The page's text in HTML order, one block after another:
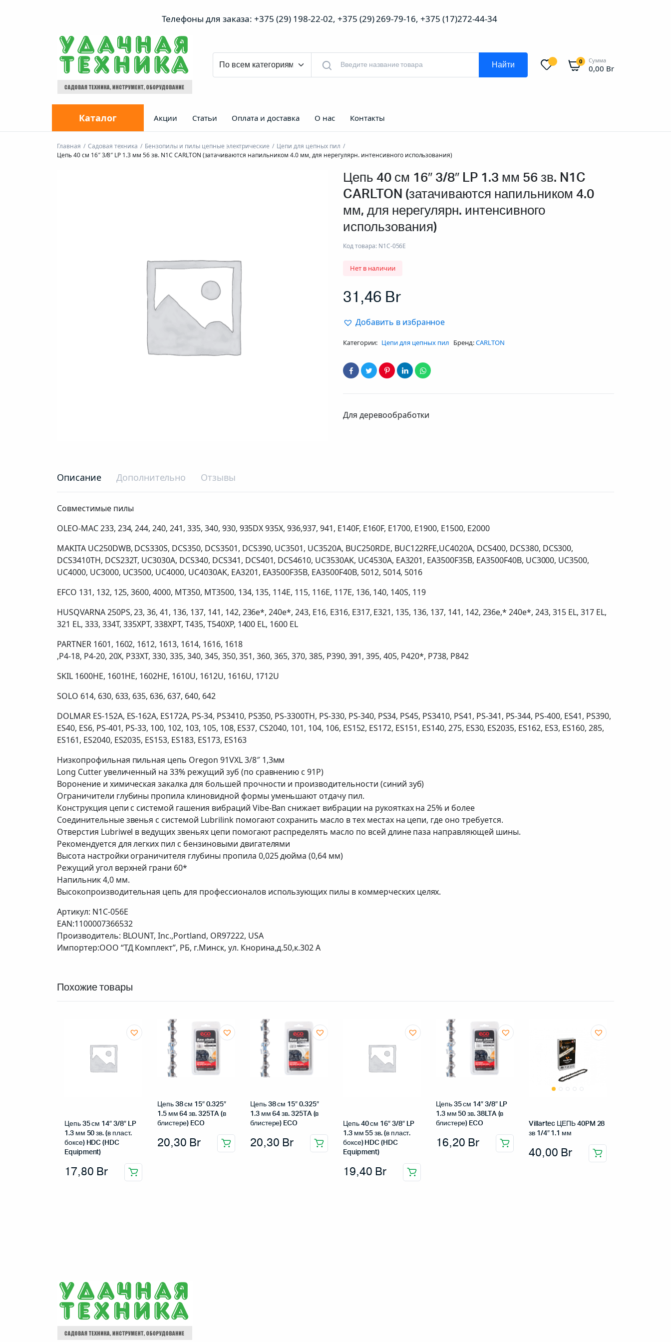
Телефоны для заказа: +375 (29) 198-22-02, +375 (29) 269-79-16, +375 (17)272-44-34
Найти 0 Сумма
0,00 Br
Каталог Акции Статьи Оплата и доставка О нас Контакты
Главная Садовая техника Бензопилы и пилы цепные электрические
Цепи для цепных пил
Цепь 40 см 16″ 3/8″ LP 1.3 мм 56 зв. N1C CARLTON (затачиваются напильником 4.0 мм, для нерегулярн. интенсивного использования)
Цепь 40 см 16″ 3/8″ LP 1.3 мм 56 зв. N1C
CARLTON (затачиваются напильником 4.0
мм, для нерегулярн. интенсивного
использования)
Код товара: N1C-056E
Нет в наличии
31,46 Br
Добавить в избранное
Категории: Цепи для цепных пил Бренд:CARLTON
Для деревообработки
Описание Дополнительно Отзывы
Совместимые пилы
OLEO-MAC 233, 234, 244, 240, 241, 335, 340, 930, 935DX 935X, 936,937, 941, E140F, E160F, E1700, E1900, E1500, E2000
MAKITA UC250DWB, DCS330S, DCS350, DCS3501, DCS390, UC3501, UC3520A, BUC250RDE, BUC122RFE,UC4020A, DCS400, DCS380, DCS300,
DCS3410TH, DCS232T, UC3030A, DCS340, DCS341, DCS401, DCS4610, UC3530AK, UC4530A, EA3201, EA3500F35B, EA3500F40B, UC3000, UC3500,
UC4000, UC3000, UC3500, UC4000, UC4030AK, EA3201, EA3500F35B, EA3500F40B, 5012, 5014, 5016
EFCO 131, 132, 125, 3600, 4000, MT350, MT3500, 134, 135, 114E, 115, 116E, 117E, 136, 140, 140S, 119
HUSQVARNA 250PS, 23, 36, 41, 136, 137, 141, 142, 236e*, 240e*, 243, E16, E316, E317, E321, 135, 136, 137, 141, 142, 236e,* 240e*, 243, 315 EL, 317 EL,
321 EL, 333, 334T, 335XPT, 338XPT, T435, T540XP, 1400 EL, 1600 EL
PARTNER 1601, 1602, 1612, 1613, 1614, 1616, 1618
,P4-18, P4-20, 20X, P33XT, 330, 335, 340, 345, 350, 351, 360, 365, 370, 385, P390, 391, 395, 405, P420*, P738, P842
SKIL 1600HE, 1601HE, 1602HE, 1610U, 1612U, 1616U, 1712U
SOLO 614, 630, 633, 635, 636, 637, 640, 642
DOLMAR ES-152A, ES-162A, ES172A, PS-34, PS3410, PS350, PS-3300TH, PS-330, PS-340, PS34, PS45, PS3410, PS41, PS-341, PS-344, PS-400, ES41, PS390,
ES40, ES6, PS-401, PS-33, 100, 102, 103, 105, 108, ES37, CS2040, 101, 104, 106, ES152, ES172, ES151, ES140, 275, ES30, ES2035, ES162, ES3, ES160, 285,
ES161, ES2040, ES2035, ES153, ES183, ES173, ES163
Низкопрофильная пильная цепь Oregon 91VXL 3/8″ 1,3мм
Long Cutter увеличенный на 33% режущий зуб (по сравнению с 91P)
Воронение и химическая закалка для большей прочности и производительности (синий зуб)
Ограничители глубины пропила клиновидной формы уменьшают отдачу пил.
Конструкция цепи с системой гашения вибраций Vibe-Ban снижает вибрации на рукоятках на 25% и более
Соединительные звенья с системой Lubrilink помогают сохранить масло в тех местах на цепи, где оно требуется.
Отверстия Lubriwel в ведущих звеньях цепи помогают распределять масло по всей длине паза направляющей шины.
Рекомендуется для легких пил с бензиновыми двигателями
Высота настройки ограничителя глубины пропила 0,025 дюйма (0,64 мм)
Режущий угол верхней грани 60*
Напильник 4,0 мм.
Высокопроизводительная цепь для профессионалов использующих пилы в коммерческих целях.
Артикул: N1C-056E
EAN:1100007366532
Производитель: BLOUNT, Inc.,Portland, OR97222, USA
Импортер:ООО “ТД Комплект”, РБ, г.Минск, ул. Кнорина,д.50,к.302 А
Похожие товары
Цепь 35 см 14″ 3/8″ LP
1.3 мм 50 зв. (в пласт.
боксе) HDC (HDC
Equipment)
17,80 Br
Цепь 38 см 15″ 0.325″
1.5 мм 64 зв. 325TA (в
блистере) ECO
20,30 Br
Цепь 38 см 15″ 0.325″
1.3 мм 64 зв. 325TA (в
блистере) ECO
20,30 Br
Цепь 40 см 16″ 3/8″ LP
1.3 мм 55 зв. (в пласт.
боксе) HDC (HDC
Equipment)
19,40 Br
Цепь 35 см 14″ 3/8″ LP
1.3 мм 50 зв. 38LTA (в
блистере) ECO
16,20 Br
Villartec ЦЕПЬ 40PM 28
зв 1/4″ 1.1 мм
40,00 Br